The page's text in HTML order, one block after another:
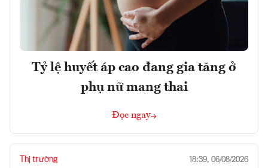
Tỷ lệ huyết áp cao đang gia tăng ở
phụ nữ mang thai
Đọc ngay
Thị trường 18:39, 06/08/2026